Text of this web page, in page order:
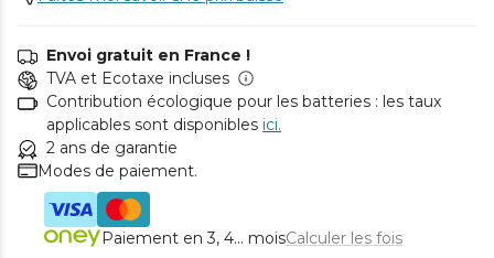
Envoi gratuit en France !
TVA et Ecotaxe incluses
Contribution écologique pour les batteries : les taux
applicables sont disponibles ici.
2 ans de garantie
Modes de paiement.
Paiement en 3, 4... moisCalculer les fois